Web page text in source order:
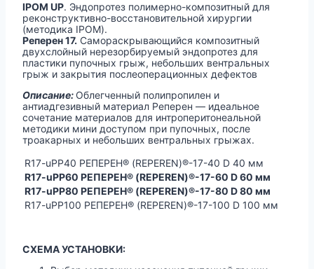
IPOM UP. Эндопротез полимерно-композитный для
реконструктивно-восстановительной хирургии
(методика IPOM).
Реперен 17. Самораскрывающийся композитный
двухслойный нерезорбируемый эндопротез для
пластики пупочных грыж, небольших вентральных
грыж и закрытия послеоперационных дефектов
Описание: Облегченный полипропилен и
антиадгезивный материал Реперен — идеальное
сочетание материалов для интроперитонеальной
методики мини доступом при пупочных, после
троакарных и небольших вентральных грыжах.
R17-uPP40 РЕПЕРЕН® (REPEREN)®-17-40 D 40 мм
R17-uPP60 РЕПЕРЕН® (REPEREN)®-17-60 D 60 мм
R17-uPP80 РЕПЕРЕН® (REPEREN)®-17-80 D 80 мм
R17-uPP100 РЕПЕРЕН® (REPEREN)®-17-100 D 100 мм
СХЕМА УСТАНОВКИ: